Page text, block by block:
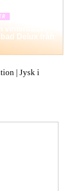
vinterbadet
Delux från
| Jysk i